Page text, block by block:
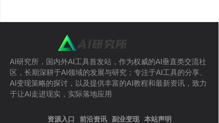
AI研究所，国内外AI工具首发站，作为权威的AI垂直类交流社
区，长期深耕于AI领域的发展与研究；专注于AI工具的分享、
AI变现策略的探讨，以及提供丰富的AI教程和最新资讯，致力
于让AI走进现实，实际落地应用
资源入口
前沿资讯
副业变现
本站声明